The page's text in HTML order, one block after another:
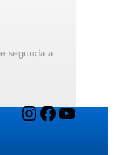
segunda a
InstagramFacebook YouTube